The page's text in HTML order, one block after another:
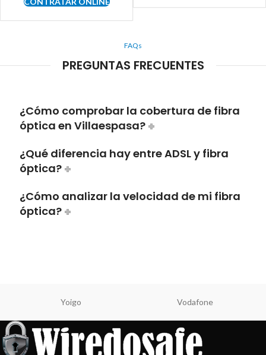
FAQs
PREGUNTAS FRECUENTES
¿Cómo comprobar la cobertura de fibra
óptica en Villaespasa?
¿Qué diferencia hay entre ADSL y fibra
óptica?
¿Cómo analizar la velocidad de mi fibra
óptica?
Yoigo Vodafone